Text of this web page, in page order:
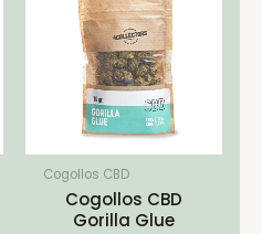
Cogollos CBD
Cogollos CBD
Gorilla Glue